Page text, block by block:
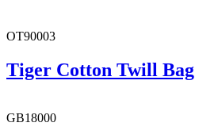
OT90003
Tiger Cotton Twill Bag
GB18000